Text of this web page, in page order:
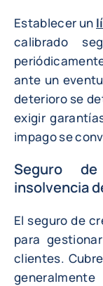
Establecer un
calibrado
ante un
deterioro se
exigir
impago se
Seguro
insolvencia
El seguro de
para
clientes.